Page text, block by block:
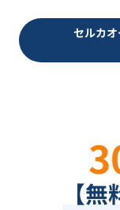
セルカ
【